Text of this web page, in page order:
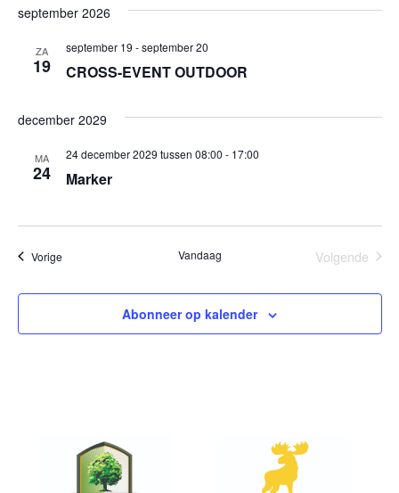
september 2026
ZA
19 CROSS-EVENT OUTDOOR
september 19 -september 20
december 2029
MA
24 Marker
24 december 2029 tussen 08:00 - 17:00
VorigeEvenementen Vandaag
Volgende
Abonneer op kalender